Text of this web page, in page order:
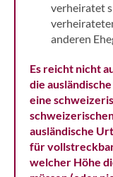
verheiratet
anderen
Es reicht nicht
die
eine
ausländische
für
welcher Höhe